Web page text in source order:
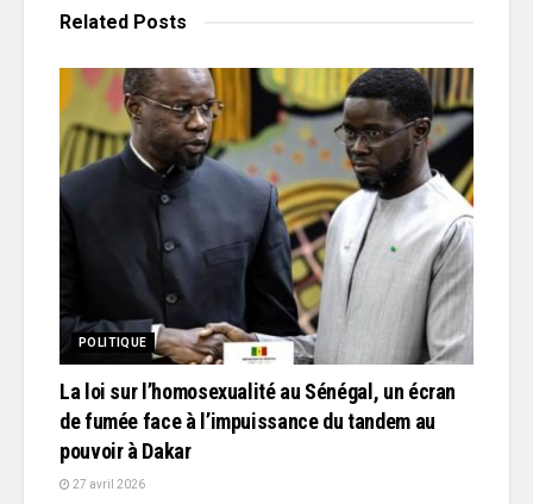
Related Posts
POLITIQUE
La loi sur l’homosexualité au Sénégal, un écran
de fumée face à l’impuissance du tandem au
pouvoir à Dakar
27 avril 2026